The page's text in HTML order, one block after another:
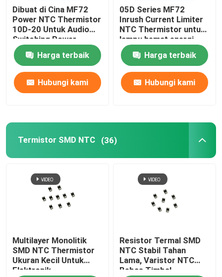
Berita
Kasus-kasus
Termistor PTC
Termistor SMD NTC
Termistor NTC Daya
Sensor Suhu NTC
Dibuat di Cina MF72
Power NTC Thermistor
10D-20 Untuk Audio
Switching Power
Supply Dan Inverter
Spot
Harga terbaik
Hubungi kami
05D Series MF72
Inrush Current Limiter
NTC Thermistor untuk
lampu hemat energi,
balast, power supply
switchHarga terbaik
Hubungi kami
Termistor SMD NTC (36)
Multilayer Monolitik
SMD NTC Thermistor
Ukuran Kecil Untuk
Elektronik
Resistor Termal SMD
NTC Stabil Tahan
Lama, Varistor NTC
Bebas Timbal